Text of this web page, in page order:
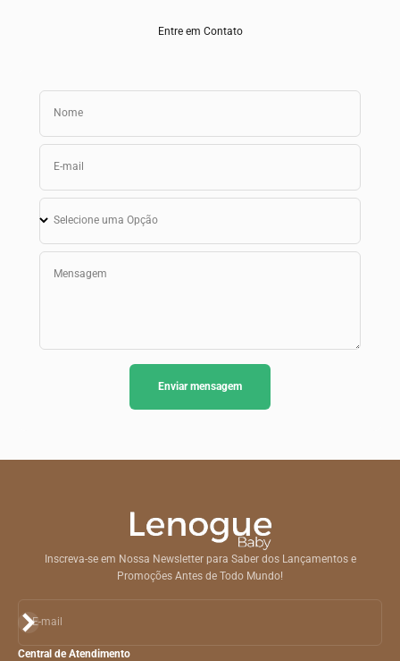
Entre em Contato
Nome
E-mail
Selecione uma Opção
Mensagem
Enviar mensagem
Inscreva-se em Nossa Newsletter para Saber dos Lançamentos e
Promoções Antes de Todo Mundo!
E-mail
Assinar
Central de Atendimento